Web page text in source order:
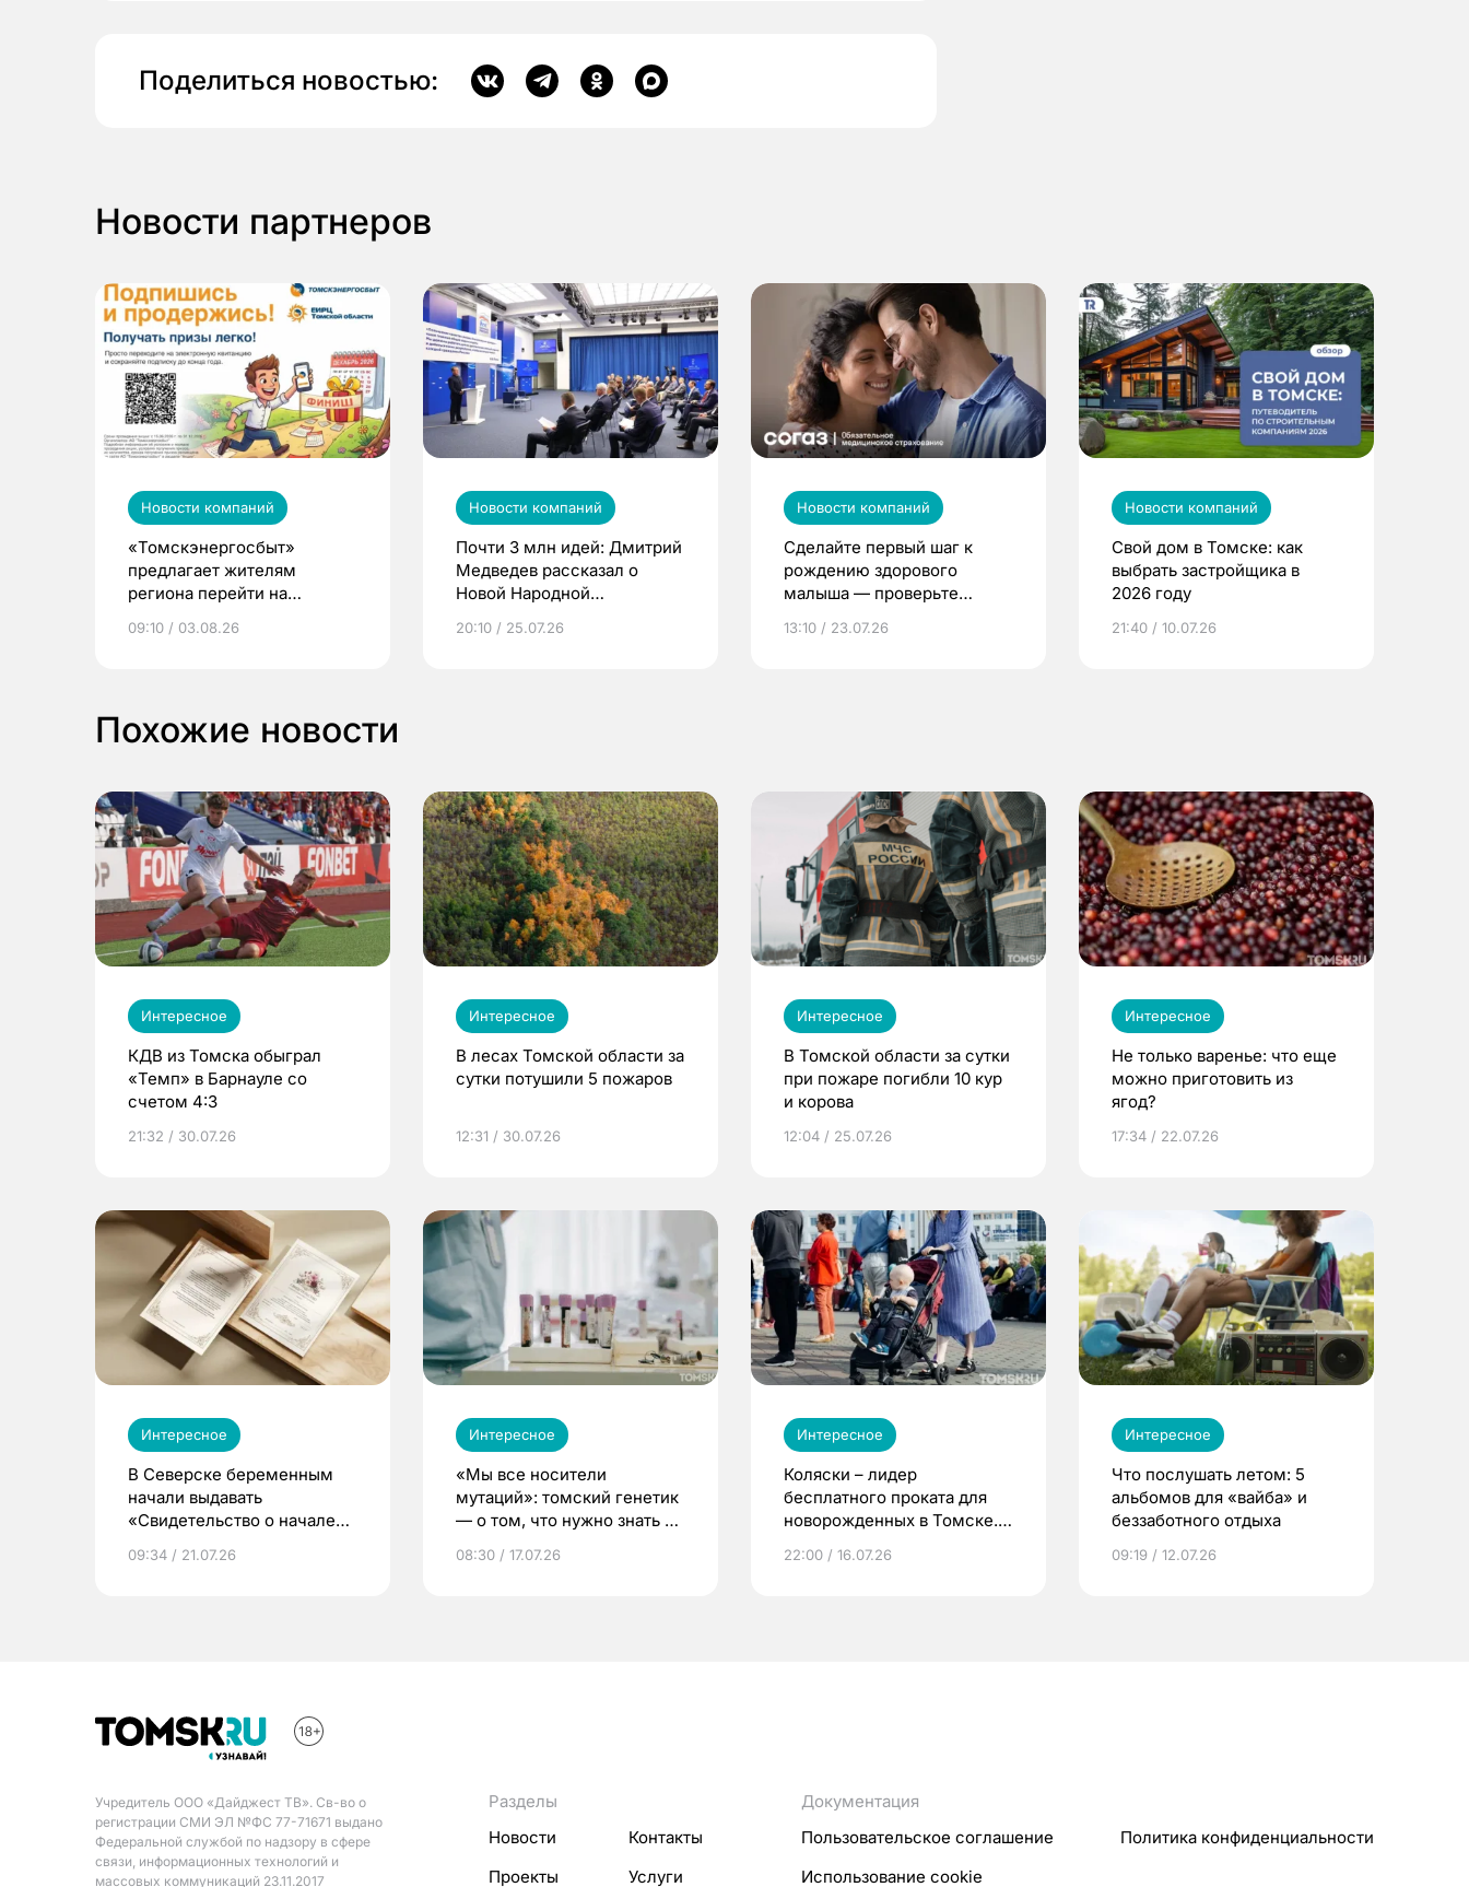
Поделиться новостью:
Новости партнеров
Новости компаний
«Томскэнергосбыт»
предлагает жителям
региона перейти на
выиграть призы
09:10 / 03.08.26
Новости компаний
Почти 3 млн идей: Дмитрий
Медведев рассказал о
Новой Народной
20:10 / 25.07.26
Новости компаний
Сделайте первый шаг к
рождению здорового
малыша — проверьте
по ОМС!
13:10 / 23.07.26
Новости компаний
Свой дом в Томске: как
выбрать застройщика в
2026 году
21:40 / 10.07.26
Похожие новости
Интересное
КДВ из Томска обыграл
«Темп» в Барнауле со
счетом 4:3
21:32 / 30.07.26
Интересное
В лесах Томской области за
сутки потушили 5 пожаров
12:31 / 30.07.26
Интересное
В Томской области за сутки
при пожаре погибли 10 кур
и корова
12:04 / 25.07.26
Интересное
Не только варенье: что еще
можно приготовить из
ягод?
17:34 / 22.07.26
Интересное
В Северске беременным
начали выдавать
«Свидетельство о начале
09:34 / 21.07.26
Интересное
«Мы все носители
мутаций»: томский генетик
— о том, что нужно знать до
08:30 / 17.07.26
Интересное
Коляски – лидер
бесплатного проката для
новорожденных в Томске.
22:00 / 16.07.26
Интересное
Что послушать летом: 5
альбомов для «вайба» и
беззаботного отдыха
09:19 / 12.07.26
Учредитель ООО «Дайджест ТВ». Св-во о
регистрации СМИ ЭЛ №ФС 77-71671 выдано
Федеральной службой по надзору в сфере
связи, информационных технологий и
массовых коммуникаций 23.11.2017
Разделы
Новости
Контакты
Проекты
Услуги
Документация
Пользовательское соглашение
Политика конфиденциальности
Использование cookie